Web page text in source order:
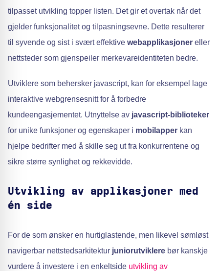
tilpasset utvikling topper listen. Det gir et overtak når det
gjelder funksjonalitet og tilpasningsevne. Dette resulterer
til syvende og sist i svært effektive webapplikasjoner eller
nettsteder som gjenspeiler merkevareidentiteten bedre.
Utviklere som behersker javascript, kan for eksempel lage
interaktive webgrensesnitt for å forbedre
kundeengasjementet. Utnyttelse av javascript-biblioteker
for unike funksjoner og egenskaper i mobilapper kan
hjelpe bedrifter med å skille seg ut fra konkurrentene og
sikre større synlighet og rekkevidde.
Utvikling av applikasjoner med
én side
For de som ønsker en hurtiglastende, men likevel sømløst
navigerbar nettstedsarkitektur juniorutviklere bør kanskje
vurdere å investere i en enkeltside utvikling av